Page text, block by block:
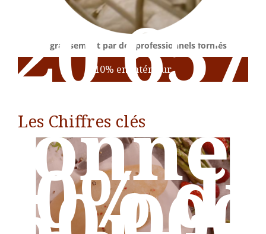
Engraissement par des professionnels formés
10% en intérieur
Les Chiffres clés
20 657
20 657 tonnes de foie gras ont été
produites au sein de l’UE en 2024 (19 809
tonnes de foie gras de canard et 848
tonnes de foie gras d’oie).